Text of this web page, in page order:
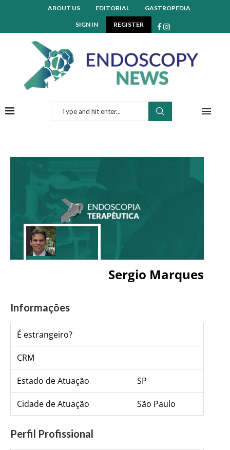
ABOUT US EDITORIAL GASTROPEDIA
SIGN IN REGISTER
Sergio Marques
Informações
É estrangeiro?
CRM
Estado de Atuação SP
Cidade de Atuação São Paulo
Perfil Profissional